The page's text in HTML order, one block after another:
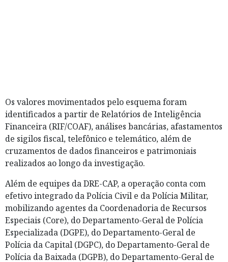
Os valores movimentados pelo esquema foram
identificados a partir de Relatórios de Inteligência
Financeira (RIF/COAF), análises bancárias, afastamentos
de sigilos fiscal, telefônico e telemático, além de
cruzamentos de dados financeiros e patrimoniais
realizados ao longo da investigação.
Além de equipes da DRE-CAP, a operação conta com
efetivo integrado da Polícia Civil e da Polícia Militar,
mobilizando agentes da Coordenadoria de Recursos
Especiais (Core), do Departamento-Geral de Polícia
Especializada (DGPE), do Departamento-Geral de
Polícia da Capital (DGPC), do Departamento-Geral de
Polícia da Baixada (DGPB), do Departamento-Geral de